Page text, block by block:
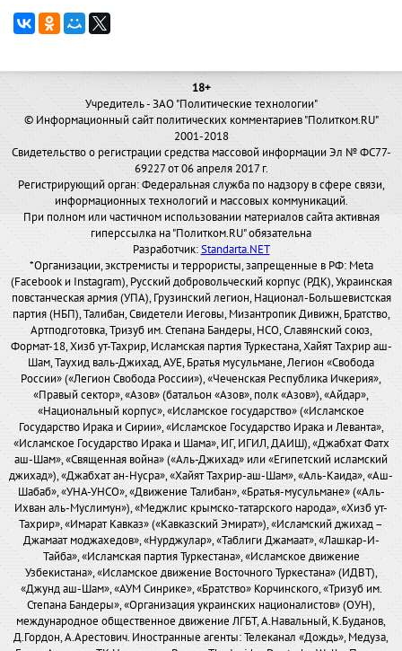
18+
Учредитель - ЗАО "Политические технологии"
© Информационный сайт политических комментариев "Политком.RU"
2001-2018
Свидетельство о регистрации средства массовой информации Эл № ФС77-
69227 от 06 апреля 2017 г.
Регистрирующий орган: Федеральная служба по надзору в сфере связи,
информационных технологий и массовых коммуникаций.
При полном или частичном использовании материалов сайта активная
гиперссылка на "Политком.RU" обязательна
Разработчик:Standarta.NET
*Организации, экстремисты и террористы, запрещенные в РФ: Meta
(Facebook и Instagram), Русский добровольческий корпус (РДК), Украинская
повстанческая армия (УПА), Грузинский легион, Национал-Большевистская
партия (НБП), Талибан, Свидетели Иеговы, Мизантропик Дивижн, Братство,
Артподготовка, Тризуб им. Степана Бандеры, НСО, Славянский союз,
Формат-18, Хизб ут-Тахрир, Исламская партия Туркестана, Хайят Тахрир аш-
Шам, Таухид валь-Джихад, АУЕ, Братья мусульмане, Легион «Свобода
России» («Легион Свобода России»), «Чеченская Республика Ичкерия»,
«Правый сектор», «Азов» (батальон «Азов», полк «Азов»), «Айдар»,
«Национальный корпус», «Исламское государство» («Исламское
Государство Ирака и Сирии», «Исламское Государство Ирака и Леванта»,
«Исламское Государство Ирака и Шама», ИГ, ИГИЛ, ДАИШ), «Джабхат Фатх
аш-Шам», «Священная война» («Аль-Джихад» или «Египетский исламский
джихад»), «Джабхат ан-Нусра», «Хайят Тахрир-аш-Шам», «Аль-Каида», «Аш-
Шабаб», «УНА-УНСО», «Движение Талибан», «Братья-мусульмане» («Аль-
Ихван аль-Муслимун»), «Меджлис крымско-татарского народа», «Хизб ут-
Тахрир», «Имарат Кавказ» («Кавказский Эмират»), «Исламский джихад –
Джамаат моджахедов», «Нурджулар», «Таблиги Джамаат», «Лашкар-И-
Тайба», «Исламская партия Туркестана», «Исламское движение
Узбекистана», «Исламское движение Восточного Туркестана» (ИДВТ),
«Джунд аш-Шам», «АУМ Синрике», «Братство» Корчинского, «Тризуб им.
Степана Бандеры», «Организация украинских националистов» (ОУН),
международное общественное движение ЛГБТ, А.Навальный, К.Буданов,
Д.Гордон, А.Арестович. Иностранные агенты: Телеканал «Дождь», Медуза,